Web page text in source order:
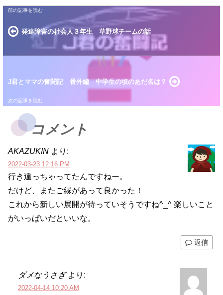
発達障害の社会人３年生 草野球チームの話
J君とママの奮闘記 番外編 中学生の頃のあだ名は？
コメント
AKAZUKIN より:
2022-03-23 12:16 PM
行き違っちゃってたんですねー。
だけど、またご縁があって良かった！
これから新しい展開が待っていそうですね^_^ 楽しいこと
がいっぱいだといいな。
返信
ダメなうさぎ より:
2022-04-14 10:20 AM